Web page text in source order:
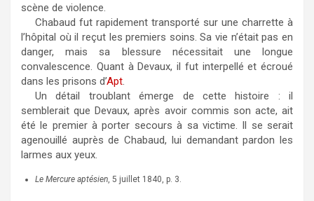
scène de violence.
Chabaud fut rapidement transporté sur une charrette à
l’hôpital où il reçut les premiers soins. Sa vie n’était pas en
danger, mais sa blessure nécessitait une longue
convalescence. Quant à Devaux, il fut interpellé et écroué
dans les prisons d’Apt.
Un détail troublant émerge de cette histoire : il
semblerait que Devaux, après avoir commis son acte, ait
été le premier à porter secours à sa victime. Il se serait
agenouillé auprès de Chabaud, lui demandant pardon les
larmes aux yeux.
Le Mercure aptésien , 5 juillet 1840, p. 3.